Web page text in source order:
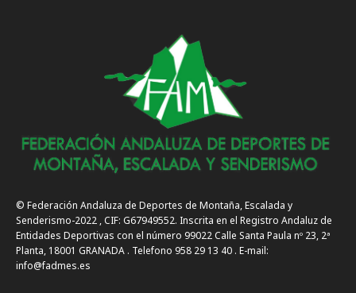
© Federación Andaluza de Deportes de Montaña, Escalada y
Senderismo-2022 , CIF: G67949552. Inscrita en el Registro Andaluz de
Entidades Deportivas con el número 99022 Calle Santa Paula nº 23, 2ª
Planta, 18001 GRANADA . Telefono 958 29 13 40 . E-mail:
info@fadmes.es